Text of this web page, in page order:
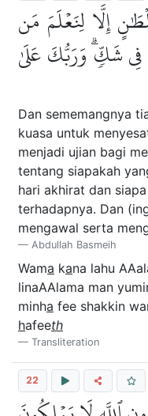
إِلَّا لِنَعۡلَمَ مَن
فِي شَكّٖۗ وَرَبُّكَ عَلَىٰ
Dan sememangnya
kuasa untuk
menjadi ujian bagi
tentang siapakah
hari akhirat dan
terhadapnya. Dan
mengawal serta
Abdullah Basmeih
Wama kana lahu
linaAAlama man
minha fee shakkin
hafeeth
Transliteration
22